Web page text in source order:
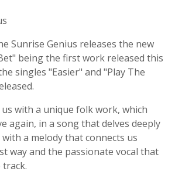
Sunrise Genius releases the new
being the first work released this
singles "Easier" and "Play The
with a unique folk work, which
again, in a song that delves deeply
a melody that connects us
way and the passionate vocal that